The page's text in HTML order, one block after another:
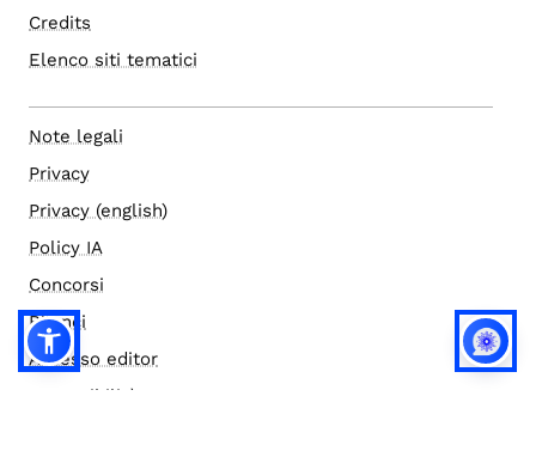
Credits
Elenco siti tematici
Note legali
Privacy
Privacy (english)
Policy IA
Concorsi
Bilanci
Accesso editor
Accessibilità